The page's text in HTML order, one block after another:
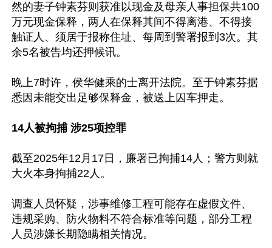
然的妻子钟素芬则获准以现金及母亲人事担保共100
万元现金保释，两人在保释其间不得离港、不得接
触证人、须居于报称住址、每周到警署报到3次。其
余5名被告均还押候讯。
晚上7时许，侯华健乘的士离开法院。至于钟素芬据
悉因未能交出足够保释金，被送上囚车押走。
14人被拘捕 涉25项控罪
截至2025年12月17日，廉署已拘捕14人；警方则就
大火本身拘捕22人。
调查人员怀疑，涉事维修工程可能存在虚假文件、
违规采购、防火物料不符合标准等问题，部分工程
人员涉嫌长期隐瞒相关情况。